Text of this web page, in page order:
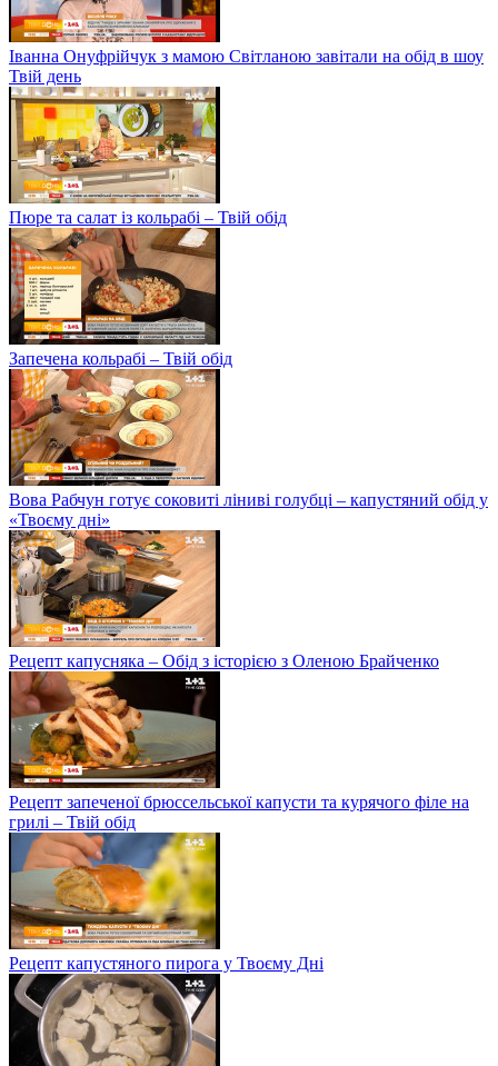
Іванна Онуфрійчук з мамою Світланою завітали на обід в шоу
Твій день
Пюре та салат із кольрабі – Твій обід
Запечена кольрабі – Твій обід
Вова Рабчун готує соковиті ліниві голубці – капустяний обід у
«Твоєму дні»
Рецепт капусняка – Обід з історією з Оленою Брайченко
Рецепт запеченої брюссельської капусти та курячого філе на
грилі – Твій обід
Рецепт капустяного пирога у Твоєму Дні